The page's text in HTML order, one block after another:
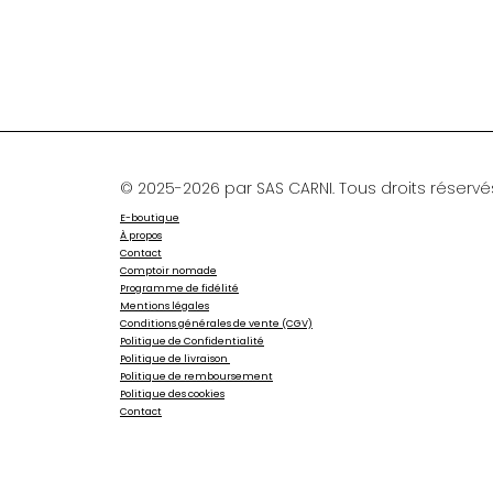
© 2025-2026 par SAS CARNI. Tous droits
E-boutique
À propos
Contact
Comptoir nomade
Programme de fidélité
Mentions légales
Conditions générales de vente (CGV)
Politique de Confidentialité
Politique de livraison
Politique de remboursement
Politique des cookies
Contact